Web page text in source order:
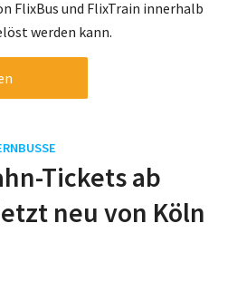
FlixBus und FlixTrain innerhalb
werden kann.
Tickets ab
neu von Köln